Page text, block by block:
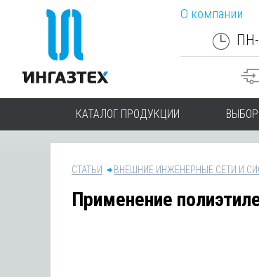
О компании
ПН-
КАТАЛОГ ПРОДУКЦИИ
СТАТЬИ ВНЕШНИЕ ИНЖЕНЕРНЫЕ СЕТИ И
Применение